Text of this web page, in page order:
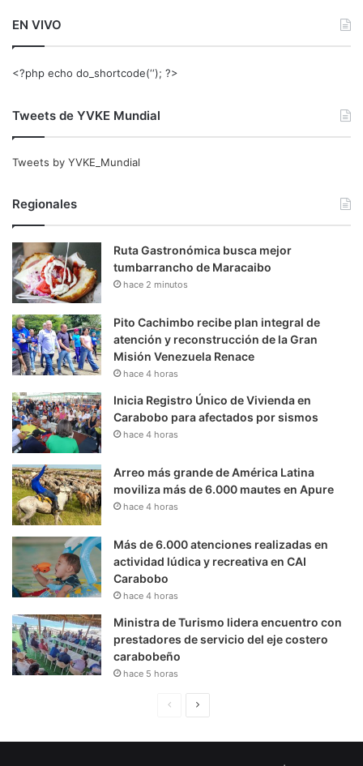
EN VIVO
<?php echo do_shortcode(‘‘); ?>
Tweets de YVKE Mundial
Tweets by YVKE_Mundial
Regionales
Ruta Gastronómica busca mejor
tumbarrancho de Maracaibo
hace 2 minutos
Pito Cachimbo recibe plan integral de
atención y reconstrucción de la Gran
Misión Venezuela Renace
hace 4 horas
Inicia Registro Único de Vivienda en
Carabobo para afectados por sismos
hace 4 horas
Arreo más grande de América Latina
moviliza más de 6.000 mautes en Apure
hace 4 horas
Más de 6.000 atenciones realizadas en
actividad lúdica y recreativa en CAI
Carabobo
hace 4 horas
Ministra de Turismo lidera encuentro con
prestadores de servicio del eje costero
carabobeño
hace 5 horas